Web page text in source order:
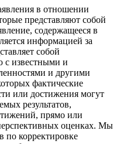
в отношении
представляют собой
содержащееся в
информацией за
собой
с известными и
и другими
фактические
или достижения могут
результатов,
прямо или
оценках. Мы
по корректировке